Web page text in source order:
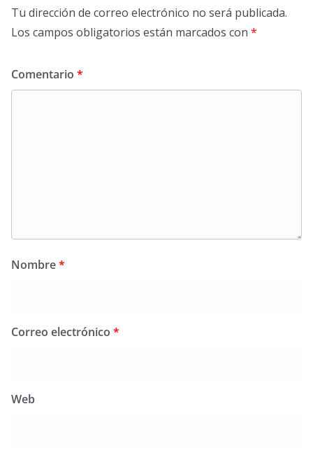
Tu dirección de correo electrónico no será publicada.
Los campos obligatorios están marcados con *
Comentario *
Nombre*
Correo electrónico *
Web